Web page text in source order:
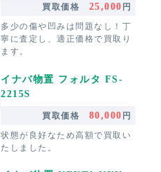
買取価格 25,000 円
多少の傷や凹みは問題なし！丁
寧に査定し、適正価格で買取り
ます。
イナバ物置 フォルタ FS-
2215S
買取価格 80,000 円
状態が良好なため高額で買取い
たしました。